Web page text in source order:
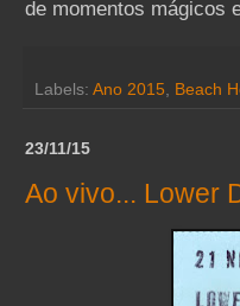
de momentos mágicos
Labels: Ano 2015, Beach
23/11/15
Ao vivo... Lower